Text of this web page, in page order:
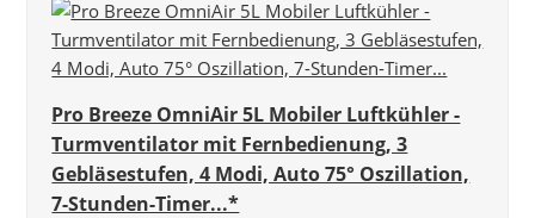
Pro Breeze OmniAir 5L Mobiler Luftkühler -
Turmventilator mit Fernbedienung, 3
Gebläsestufen, 4 Modi, Auto 75° Oszillation,
7-Stunden-Timer...*